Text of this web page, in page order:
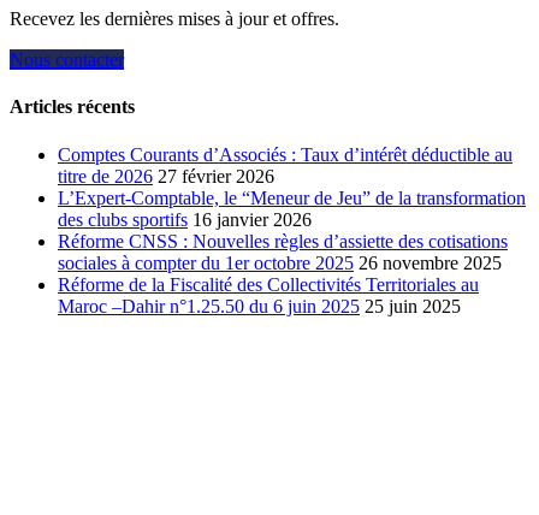
Recevez les dernières mises à jour et offres.
Nous contacter
Articles récents
Comptes Courants d’Associés : Taux d’intérêt déductible au
titre de 2026 27 février 2026
L’Expert-Comptable, le “Meneur de Jeu” de la transformation
des clubs sportifs 16 janvier 2026
Réforme CNSS : Nouvelles règles d’assiette des cotisations
sociales à compter du 1er octobre 2025 26 novembre 2025
Réforme de la Fiscalité des Collectivités Territoriales au
Maroc –Dahir n°1.25.50 du 6 juin 2025 25 juin 2025